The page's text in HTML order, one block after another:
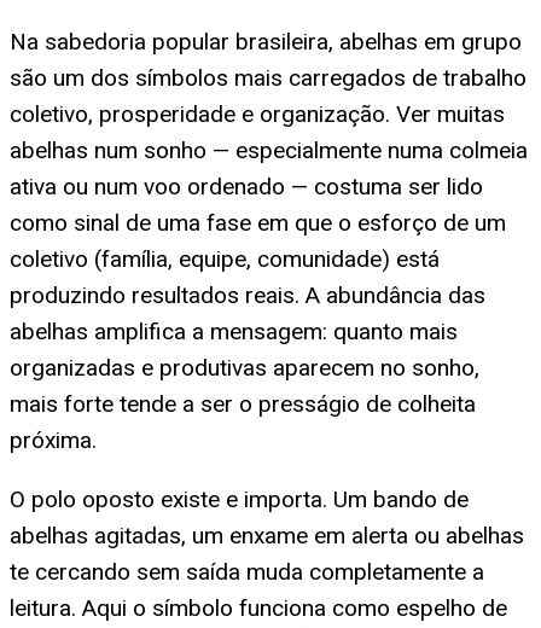
Na sabedoria popular brasileira, abelhas em grupo
são um dos símbolos mais carregados de trabalho
coletivo, prosperidade e organização. Ver muitas
abelhas num sonho — especialmente numa colmeia
ativa ou num voo ordenado — costuma ser lido
como sinal de uma fase em que o esforço de um
coletivo (família, equipe, comunidade) está
produzindo resultados reais. A abundância das
abelhas amplifica a mensagem: quanto mais
organizadas e produtivas aparecem no sonho,
mais forte tende a ser o presságio de colheita
próxima.
O polo oposto existe e importa. Um bando de
abelhas agitadas, um enxame em alerta ou abelhas
te cercando sem saída muda completamente a
leitura. Aqui o símbolo funciona como espelho de